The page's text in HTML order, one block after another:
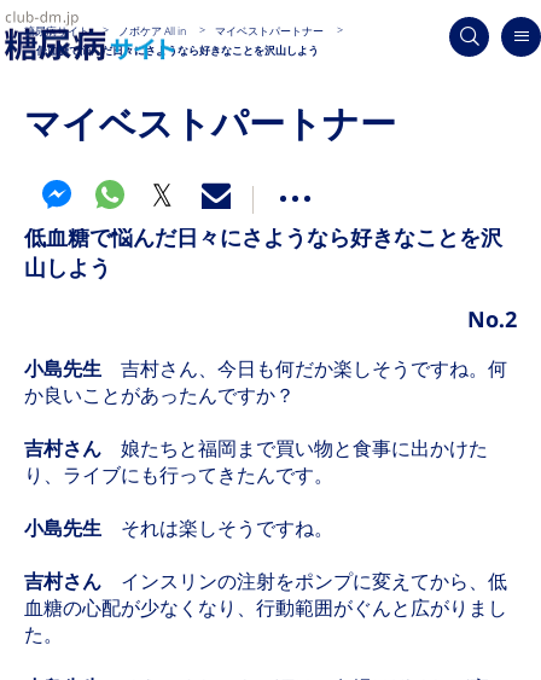
糖尿病サイト ノボケア All in
マイベストパートナー
低血糖で悩んだ日々にさようなら好きなことを沢山しよう
マイベストパートナー
低血糖で悩んだ日々にさようなら好きなことを沢
山しよう
No.2
小島先生 吉村さん、今日も何だか楽しそうですね。何
か良いことがあったんですか？
吉村さん 娘たちと福岡まで買い物と食事に出かけた
り、ライブにも行ってきたんです。
小島先生 それは楽しそうですね。
吉村さん インスリンの注射をポンプに変えてから、低
血糖の心配が少なくなり、行動範囲がぐんと広がりまし
た。